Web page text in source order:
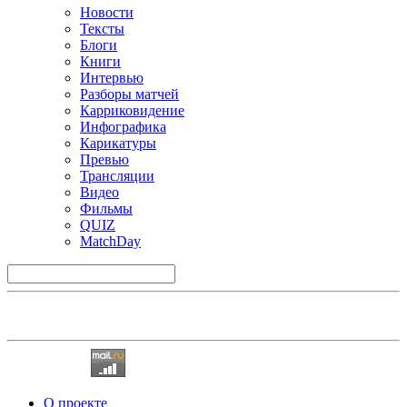
Новости
Тексты
Блоги
Книги
Интервью
Разборы матчей
Карриковидение
Инфографика
Карикатуры
Превью
Трансляции
Видео
Фильмы
QUIZ
MatchDay
О проекте